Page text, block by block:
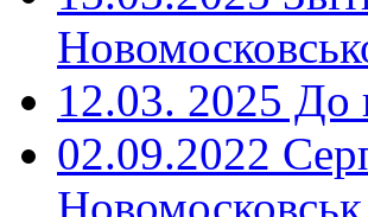
12.03. 2025 До
02.09.2022